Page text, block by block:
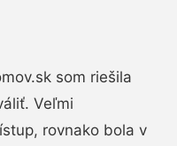
som riešila
Veľmi
rovnako bola v